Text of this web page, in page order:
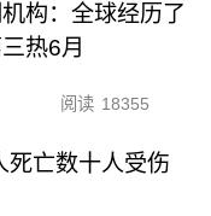
构：全球经历了
热6月
阅读 18355
死亡数十人受伤